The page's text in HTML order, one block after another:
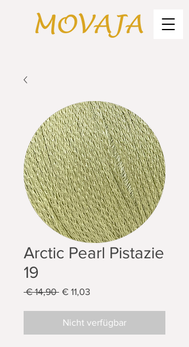
Arctic Pearl Pistazie
19
€ 14,90 Standardpreis
€ 11,03
Nicht verfügbar